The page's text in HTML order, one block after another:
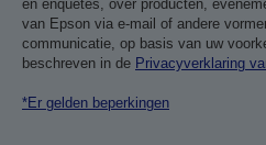
en enquêtes, over producten,
van Epson via e-mail of andere
communicatie, op basis van uw
beschreven in de Privacyverklaring
*Er gelden beperkingen